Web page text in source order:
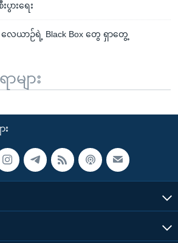
ားရေး
ေယာဉ်ရဲ့ Black Box တွေ ရှာတွေ့
များ